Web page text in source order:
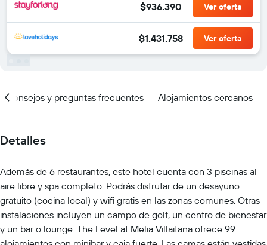
$936.390 Ver oferta
$1.431.758 Ver oferta
Consejos y preguntas frecuentes Alojamientos cercanos
Detalles
Además de 6 restaurantes, este hotel cuenta con 3 piscinas al
aire libre y spa completo. Podrás disfrutar de un desayuno
gratuito (cocina local) y wifi gratis en las zonas comunes. Otras
instalaciones incluyen un campo de golf, un centro de bienestar
y un bar o lounge. The Level at Melia Villaitana ofrece 99